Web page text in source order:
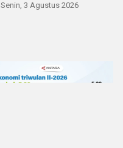
Senin, 3 Agustus 2026